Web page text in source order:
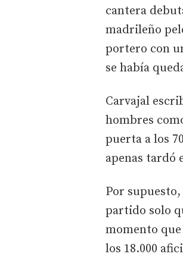
cantera
madrileño
portero con
se había
Carvajal
hombres
puerta a los
apenas tardó
Por
partido solo
momento
los 18.000